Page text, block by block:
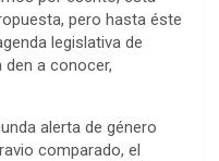
pero hasta éste
legislativa de
a conocer,
alerta de género
comparado, el